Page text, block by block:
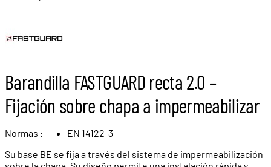
Barandilla FASTGUARD recta 2.0 –
Fijación sobre chapa a impermeabilizar
Normas :
EN 14122-3
Su base BE se fija a través del sistema de impermeabilización